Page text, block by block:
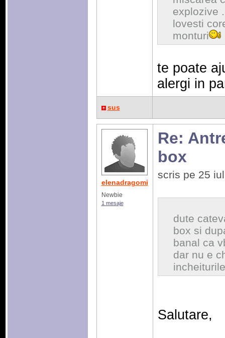
explozive
lovesti
monturi
te poate
alergi in
sus
elenadragomi
Newbie
1 mesaje
Re:
box
scris pe 25
dute
box si
banal ca
dar nu e
Salutare,